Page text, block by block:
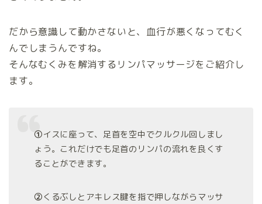
だから意識して動かさないと、血行が悪くなってむく
んでしまうんですね。
そんなむくみを解消するリンパマッサージをご紹介し
ます。
①イスに座って、足首を空中でクルクル回しまし
ょう。これだけでも足首のリンパの流れを良くす
ることができます。
② くるぶしとアキレス腱を指で押しながらマッサ